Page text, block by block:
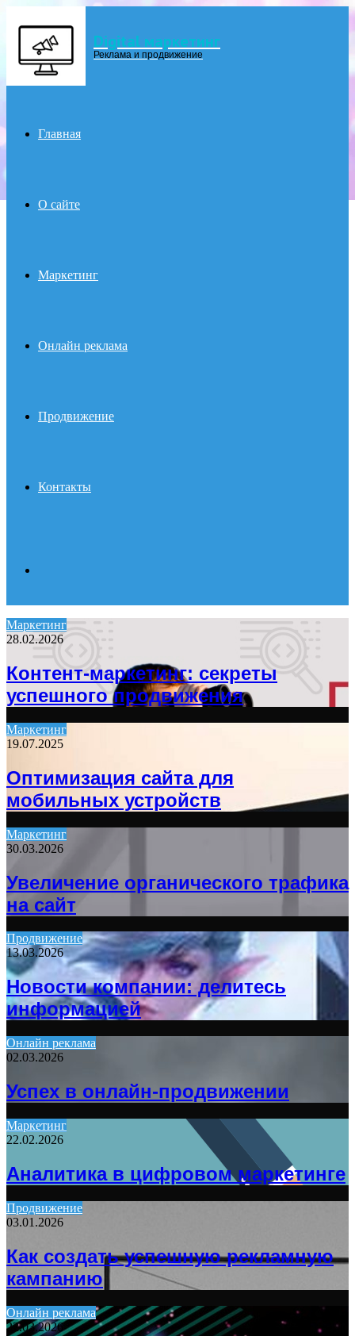
Digital маркетинг
Реклама и продвижение
Главная
О сайте
Маркетинг
Онлайн реклама
Продвижение
Контакты
for
Маркетинг
28.02.2026
Контент-маркетинг: секреты
успешного продвижения
Маркетинг
19.07.2025
Оптимизация сайта для
мобильных устройств
Маркетинг
30.03.2026
Увеличение органического трафика
на сайт
Продвижение
13.03.2026
Новости компании: делитесь
информацией
Онлайн реклама
02.03.2026
Успех в онлайн-продвижении
Маркетинг
22.02.2026
Аналитика в цифровом маркетинге
Продвижение
03.01.2026
Как создать успешную рекламную
кампанию
Онлайн реклама
22.03.2026